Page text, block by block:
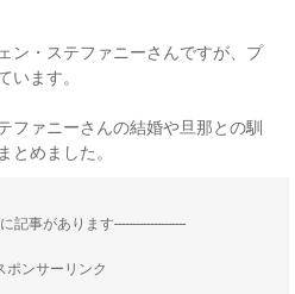
ン・ステファニーさんですが、プ
います。
ファニーさんの結婚や旦那との馴
とめました。
記事があります--------------------
ポンサーリンク